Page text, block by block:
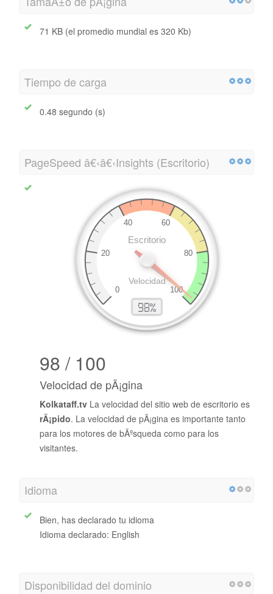
71 KB (el promedio mundial es 320 Kb)
Tiempo de carga
0.48 segundo (s)
PageSpeed â€‹â€‹Insights (Escritorio)
98 / 100
Velocidad de pÃ¡gina
Kolkataff.tv La velocidad del sitio web de escritorio es
rÃ¡pido. La velocidad de pÃ¡gina es importante tanto
para los motores de bÃºsqueda como para los
visitantes.
Idioma
Bien, has declarado tu idioma
Idioma declarado: English
Disponibilidad del dominio